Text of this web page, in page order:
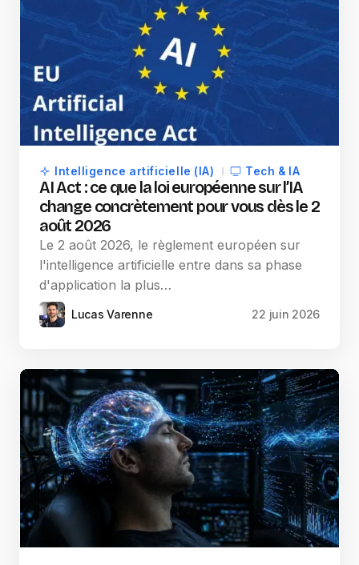
Intelligence artificielle (IA) Tech & IA
AI Act : ce que la loi européenne sur l’IA
change concrètement pour vous dès le 2
août 2026
Le 2 août 2026, le règlement européen sur
l'intelligence artificielle entre dans sa phase
d'application la plus…
Lucas Varenne 22 juin 2026